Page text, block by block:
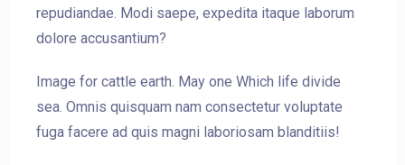
repudiandae. Modi saepe, expedita itaque laborum
dolore accusantium?
Image for cattle earth. May one Which life divide
sea. Omnis quisquam nam consectetur voluptate
fuga facere ad quis magni laboriosam blanditiis!